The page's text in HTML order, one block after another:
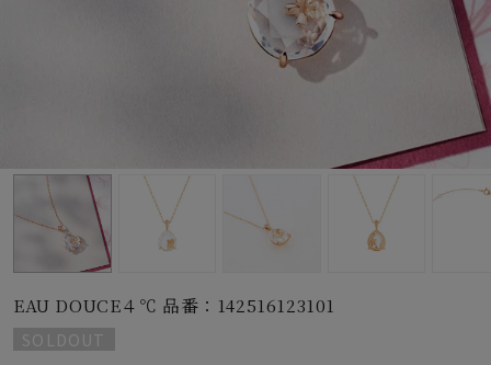
誕生石
モチーフ
石の色
EAU DOUCE４℃ 品番：142516123101
SOLDOUT